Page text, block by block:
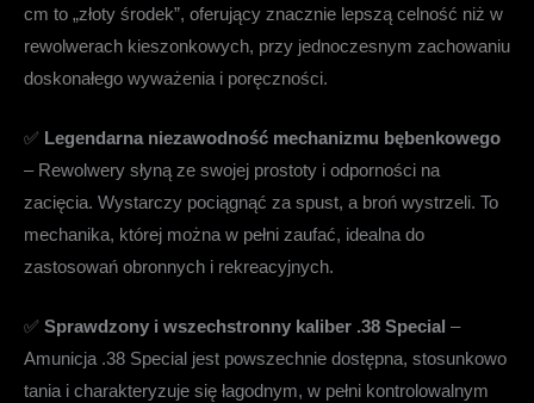
cm to „złoty środek”, oferujący znacznie lepszą celność niż w
rewolwerach kieszonkowych, przy jednoczesnym zachowaniu
doskonałego wyważenia i poręczności.
✅ Legendarna niezawodność mechanizmu bębenkowego
– Rewolwery słyną ze swojej prostoty i odporności na
zacięcia. Wystarczy pociągnąć za spust, a broń wystrzeli. To
mechanika, której można w pełni zaufać, idealna do
zastosowań obronnych i rekreacyjnych.
✅ Sprawdzony i wszechstronny kaliber .38 Special –
Amunicja .38 Special jest powszechnie dostępna, stosunkowo
tania i charakteryzuje się łagodnym, w pełni kontrolowalnym